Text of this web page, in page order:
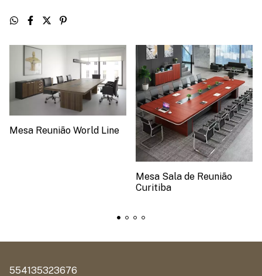
Mesa Reunião World Line
Mesa Sala de Reunião
Curitiba
554135323676